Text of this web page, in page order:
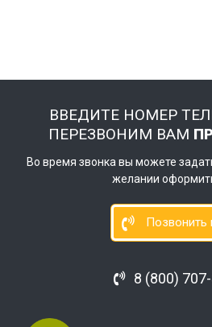
ВВЕДИТЕ НОМЕР
ПЕРЕЗВОНИМ ВАМ
Во время звонка вы можете
желании
Позвонить
8 (800)